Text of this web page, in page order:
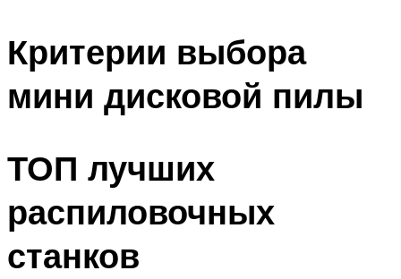
Критерии выбора
мини дисковой пилы
ТОП лучших
распиловочных
станков